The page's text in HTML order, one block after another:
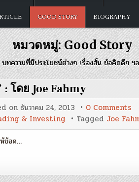
GOOD STORY BIOGRAPHY
หมวดหมู่:Good Story
บทความที่มีประโยชน์ต่างๆ เรื่องสั้น ข้อคิดดีๆ ฯ
: โดย Joe Fahmy
on ธันวาคม 24, 2013 0 Comments
& Investing Tagged Joe
ข้อค…